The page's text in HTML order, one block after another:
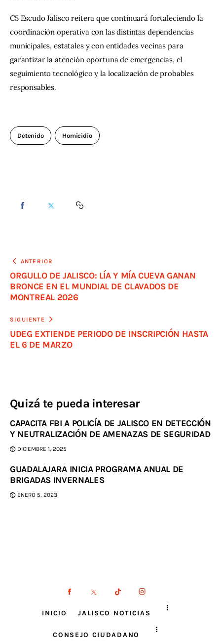
C5 Escudo Jalisco reitera que continuará fortaleciendo la
coordinación operativa con las distintas dependencias
municipales, estatales y con entidades vecinas para
garantizar la atención oportuna de emergencias, el
seguimiento tecnológico y la localización de probables
responsables.
Detenido Homicidio
ANTERIOR
ORGULLO DE JALISCO: LÍA Y MÍA CUEVA GANAN
BRONCE EN EL MUNDIAL DE CLAVADOS DE
MONTREAL 2026
SIGUIENTE
UDEG EXTIENDE PERIODO DE INSCRIPCIÓN HASTA
EL 6 DE MARZO
Quizá te pueda interesar
CAPACITA FBI A POLICÍA DE JALISCO EN DETECCIÓN
Y NEUTRALIZACIÓN DE AMENAZAS DE SEGURIDAD
DICIEMBRE 1, 2025
GUADALAJARA INICIA PROGRAMA ANUAL DE
BRIGADAS INVERNALES
ENERO 5, 2023
INICIO JALISCO NOTICIAS
CONSEJO CIUDADANO